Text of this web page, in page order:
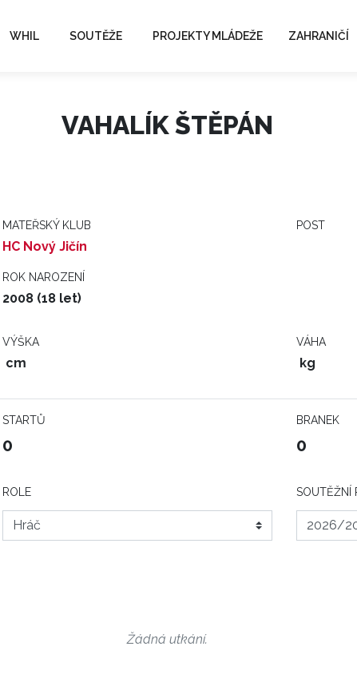
WHIL SOUTĚŽE PROJEKTY MLÁDEŽE ZAHRANIČÍ
VAHALÍK ŠTĚPÁN
MATEŘSKÝ KLUB
HC Nový Jičín
POST
ROK NAROZENÍ
2008 (18 let)
VÝŠKA
cm
VÁHA
kg
STARTŮ
0
BRANEK
0
ROLE SOUTĚŽNÍ
Žádná utkání.